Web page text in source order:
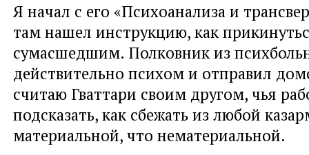
Я начал с его «Психоанализа и
там нашел инструкцию, как
сумасшедшим. Полковник из
действительно психом и отправил
считаю Гваттари своим другом, чья
подсказать, как сбежать из любой
материальной, что нематериальной.